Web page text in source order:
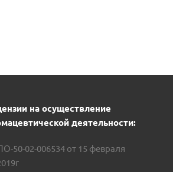
на осуществление
деятельности:
50-02-006534 от 15 февраля